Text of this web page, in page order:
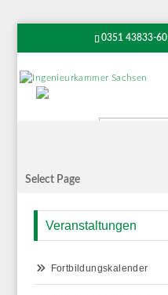
0351 43833-60
Select Page
Veranstaltungen
Fortbildungskalender